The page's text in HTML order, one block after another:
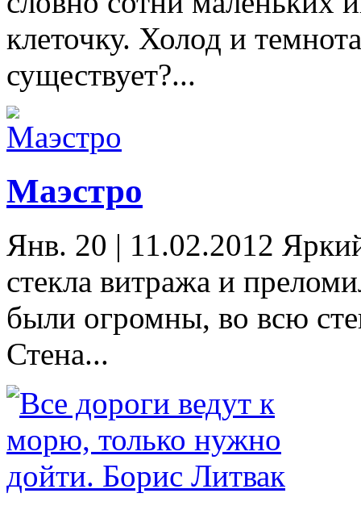
клеточку. Холод и
существует?...
Маэстро
Янв. 20 | 11.02.2012
стекла витража и
были огромны, во всю
Стена...